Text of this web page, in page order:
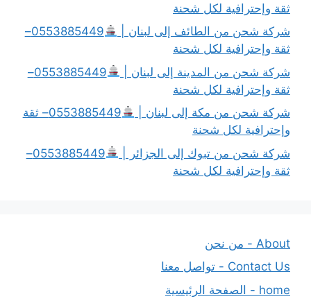
ثقة وإحترافية لكل شحنة
شركة شحن من الطائف إلى لبنان |
0553885449–
ثقة وإحترافية لكل شحنة
شركة شحن من المدينة إلى لبنان |
0553885449–
ثقة وإحترافية لكل شحنة
شركة شحن من مكة إلى لبنان |
0553885449– ثقة
وإحترافية لكل شحنة
شركة شحن من تبوك إلى الجزائر |
0553885449–
ثقة وإحترافية لكل شحنة
About - من نحن
Contact Us - تواصل معنا
home - الصفحة الرئيسية